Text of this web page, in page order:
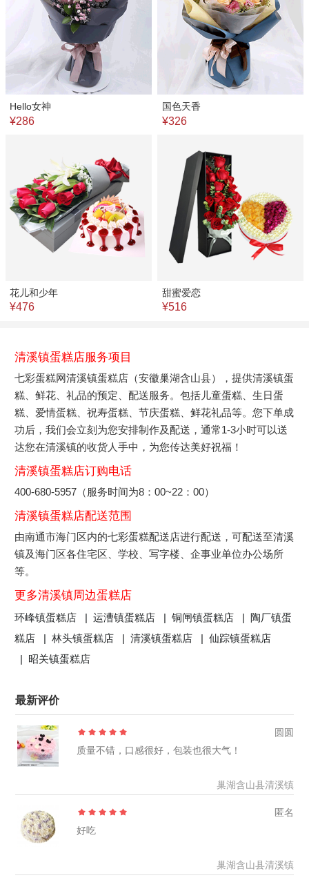
Hello女神
¥286
国色天香
¥326
花儿和少年
¥476
甜蜜爱恋
¥516
清溪镇蛋糕店服务项目
七彩蛋糕网清溪镇蛋糕店（安徽巢湖含山县），提供清溪镇蛋
糕、鲜花、礼品的预定、配送服务。包括儿童蛋糕、生日蛋
糕、爱情蛋糕、祝寿蛋糕、节庆蛋糕、鲜花礼品等。您下单成
功后，我们会立刻为您安排制作及配送，通常1-3小时可以送
达您在清溪镇的收货人手中，为您传达美好祝福！
清溪镇蛋糕店订购电话
400-680-5957（服务时间为8：00~22：00）
清溪镇蛋糕店配送范围
由南通市海门区内的七彩蛋糕配送店进行配送，可配送至清溪
镇及海门区各住宅区、学校、写字楼、企事业单位办公场所
等。
更多清溪镇周边蛋糕店
环峰镇蛋糕店 |运漕镇蛋糕店 |铜闸镇蛋糕店 | 陶厂镇蛋
糕店 |林头镇蛋糕店 |清溪镇蛋糕店 |仙踪镇蛋糕店
| 昭关镇蛋糕店
最新评价
圆圆
质量不错，口感很好，包装也很大气！
巢湖含山县清溪镇
匿名
好吃
巢湖含山县清溪镇